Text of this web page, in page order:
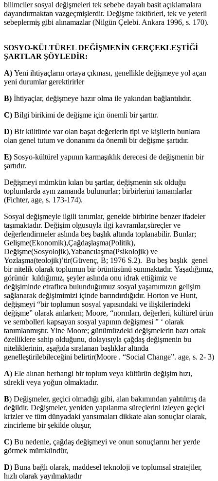
bilimciler sosyal değişmeleri tek sebebe dayalı basit açıklamalara
dayandırmaktan vazgeçmişlerdir. Değişme faktörleri, tek ve yeterli
sebeplermiş gibi alınamazlar (Nilgün Çelebi. Ankara 1996, s. 170).
SOSYO-KÜLTÜREL DEĞİŞMENİN GERÇEKLEŞTİĞİ
ŞARTLAR ŞÖYLEDİR:
A) Yeni ihtiyaçların ortaya çıkması, genellikle değişmeye yol açan
yeni durumlar gerektirirler
B) İhtiyaçlar, değişmeye hazır olma ile yakından bağlantılıdır.
C) Bilgi birikimi de değişme için önemli bir şarttır.
D) Bir kültürde var olan başat değerlerin tipi ve kişilerin bunlara
olan genel tutum ve donanımı da önemli bir değişme şartıdır.
E) Sosyo-kültürel yapının karmaşıklık derecesi de değişmenin bir
şartıdır.
Değişmeyi mümkün kılan bu şartlar, değişmenin sık olduğu
toplumlarda aynı zamanda bulunurlar; birbirlerini tamamlarlar
(Fichter, age, s. 173-174).
Sosyal değişmeyle ilgili tanımlar, genelde birbirine benzer ifadeler
taşımaktadır. Değişim olgusuyla ilgi kavramlar,süreçler ve
değerlendirmeler aslında beş başlık altında toplanabilir. Bunlar;
Gelişme(Ekonomik),Çağdaşlaşma(Politik),
Değişme(Sosyolojik),Yabancılaşma(Psikolojik) ve
Yozlaşma(teolojik)’tir(Güvenç, B; 1976 S.2). Bu beş başlık genel
bir nitelik olarak toplumun bir örüntüsünü sunmaktadır. Yaşadığımız,
görünür kıldığımız, şeyler aslında onu idrak ettiğimiz ve
değişiminde etraflıca bulunduğumuz sosyal yaşamımızın gelişim
sağlanarak değişimimizi içinde barındırdığıdır. Horton ve Hunt,
değişmeyi “bir toplumun sosyal yapısındaki ve ilişkilerindeki
değişme” olarak anlarken; Moore, “normları, değerleri, kültürel ürün
ve sembolleri kapsayan sosyal yapının değişmesi ” ‘ olarak
tanımlanmıştır. Yine Moore; günümüzdeki değişmelerin bazı ortak
özelliklere sahip olduğunu, dolayısıyla çağdaş değişmenin bu
niteliklerinin, aşağıda sıralanan başlıklar altında
genelleştirilebileceğini belirtir(Moore . “Social Change”. age, s. 2- 3)
A) Ele alınan herhangi bir toplum veya kültürün değişim hızı,
sürekli veya yoğun olmaktadır.
B) Değişmeler, geçici olmadığı gibi, alan bakımından yalıtılmış da
değildir. Değişmeler, yeniden yapılanma süreçlerini izleyen geçici
krizler ve tüm dünyadaki yansımaları dikkate alan sonuçlar olarak,
zincirleme bir şekilde oluşur,
C) Bu nedenle, çağdaş değişmeyi ve onun sonuçlarını her yerde
görmek mümkündür,
D) Buna bağlı olarak, maddesel teknoloji ve toplumsal stratejiler,
hızlı olarak yayılmaktadır